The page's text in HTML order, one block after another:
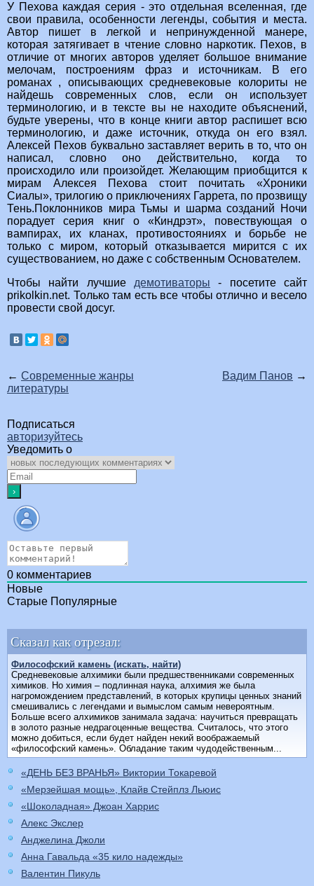
У Пехова каждая серия - это отдельная вселенная, где
свои правила, особенности легенды, события и места.
Автор пишет в легкой и непринужденной манере,
которая затягивает в чтение словно наркотик. Пехов, в
отличие от многих авторов уделяет большое внимание
мелочам, построениям фраз и источникам. В его
романах , описывающих средневековые колориты не
найдешь современных слов, если он использует
терминологию, и в тексте вы не находите объяснений,
будьте уверены, что в конце книги автор распишет всю
терминологию, и даже источник, откуда он его взял.
Алексей Пехов буквально заставляет верить в то, что он
написал, словно оно действительно, когда то
происходило или произойдет. Желающим приобщится к
мирам Алексея Пехова стоит почитать «Хроники
Сиалы», трилогию о приключениях Гаррета, по прозвищу
Тень.Поклонников мира Тьмы и шарма созданий Ночи
порадует серия книг о «Киндрэт», повествующая о
вампирах, их кланах, противостояниях и борьбе не
только с миром, который отказывается мирится с их
существованием, но даже с собственным Основателем.
Чтобы найти лучшие демотиваторы - посетите сайт
prikolkin.net. Только там есть все чтобы отлично и весело
провести свой досуг.
← Современные жанры
литературы
Вадим Панов →
Подписаться
авторизуйтесь
Уведомить о
0 комментариев
Новые
Старые Популярные
Сказал как отрезал:
Философский камень (искать, найти)
Средневековые алхимики были предшественниками современных
химиков. Но химия – подлинная наука, алхимия же была
нагромождением представлений, в которых крупицы ценных знаний
смешивались с легендами и вымыслом самым невероятным.
Больше всего алхимиков занимала задача: научиться превращать
в золото разные недрагоценные вещества. Считалось, что этого
можно добиться, если будет найден некий воображаемый
«философский камень». Обладание таким чудодейственным...
«ДЕНЬ БЕЗ ВРАНЬЯ» Виктории Токаревой
«Мерзейшая мощь», Клайв Стейплз Льюис
«Шоколадная» Джоан Харрис
Алекс Экслер
Анджелина Джоли
Анна Гавальда «35 кило надежды»
Валентин Пикуль